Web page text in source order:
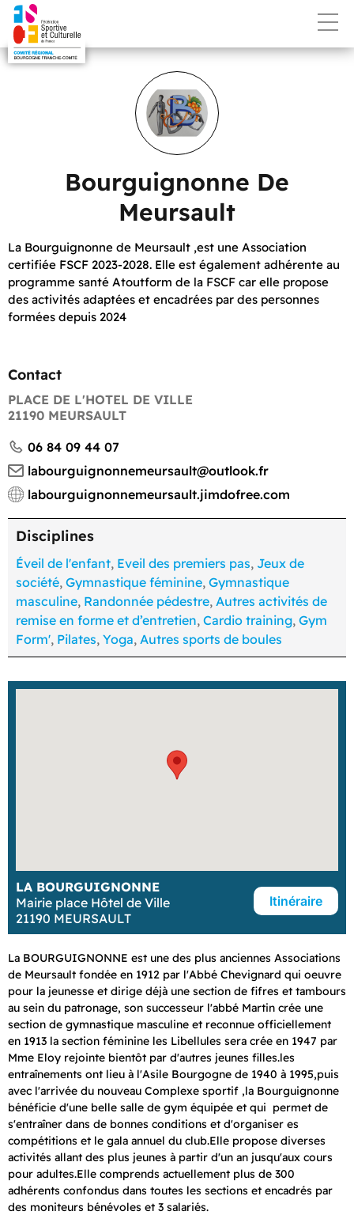
Bourguignonne De
Meursault
La Bourguignonne de Meursault ,est une Association
certifiée FSCF 2023-2028. Elle est également adhérente au
programme santé Atoutform de la FSCF car elle propose
des activités adaptées et encadrées par des personnes
formées depuis 2024
La BOURGUIGNONNE est une des plus anciennes Associations
de Meursault fondée en 1912 par l'Abbé Chevignard qui oeuvre
pour la jeunesse et dirige déjà une section de fifres et tambours
au sein du patronage, son successeur l'abbé Martin crée une
section de gymnastique masculine et reconnue officiellement
en 1913 la section féminine les Libellules sera crée en 1947 par
Mme Eloy rejointe bientôt par d'autres jeunes filles.les
entraînements ont lieu à l'Asile Bourgogne de 1940 à 1995,puis
avec l'arrivée du nouveau Complexe sportif ,la Bourguignonne
bénéficie d'une belle salle de gym équipée et qui permet de
s'entraîner dans de bonnes conditions et d'organiser es
compétitions et le gala annuel du club.Elle propose diverses
activités allant des plus jeunes à partir d'un an jusqu'aux cours
pour adultes.Elle comprends actuellement plus de 300
adhérents confondus dans toutes les sections et encadrés par
des moniteurs bénévoles et 3 salariés.
Contact
PLACE DE L'HOTEL DE VILLE
21190 MEURSAULT
06 84 09 44 07
labourguignonnemeursault@outlook.fr
labourguignonnemeursault.jimdofree.com
Disciplines
Éveil de l'enfant, Eveil des premiers pas, Jeux de
société, Gymnastique féminine, Gymnastique
masculine, Randonnée pédestre, Autres activités de
remise en forme et d’entretien, Cardio training, Gym
Form', Pilates, Yoga, Autres sports de boules
LA BOURGUIGNONNE
Mairie place Hôtel de Ville
21190 MEURSAULT
Itinéraire